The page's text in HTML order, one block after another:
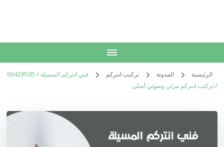
الرئيسية المدونة تركيب انتركم
فني انتركم المسيلة / 66428585
/ تركيب انتركم مرئي وصوتي أصلي